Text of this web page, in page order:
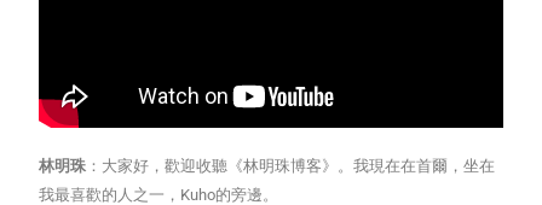
林明珠 ：大家好，歡迎收聽《林明珠博客》。我現在在首爾，坐在
我最喜歡的人之一，Kuho的旁邊。